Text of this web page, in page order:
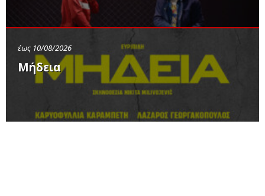
έως 10/08/2026
Μήδεια